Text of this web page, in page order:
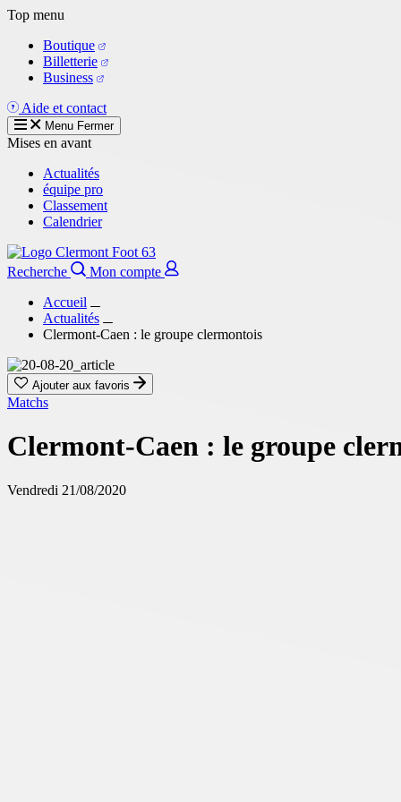
Aller
contenu
principal
Top menu
Boutique
Billetterie
Business
Aide et contact
Menu Fermer
Mises en avant
Actualités
équipe pro
Classement
Calendrier
Recherche
Mon compte
Accueil
Actualités
Clermont-Caen : le groupe clermontois
Ajouter aux favoris
Matchs
Clermont-Caen : le groupe
Vendredi 21/08/2020